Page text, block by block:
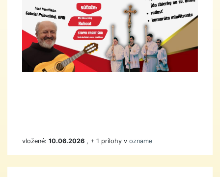
vložené: 10.06.2026 , + 1 prílohy v ozname